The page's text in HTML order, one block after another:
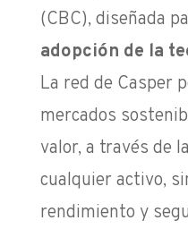
(CBC), diseñada
adopción de la
La red de Casper
mercados
valor, a través de la
cualquier activo,
rendimiento y